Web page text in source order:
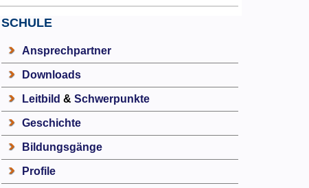
SCHULE
Ansprechpartner
Downloads
Leitbild & Schwerpunkte
Geschichte
Bildungsgänge
Profile